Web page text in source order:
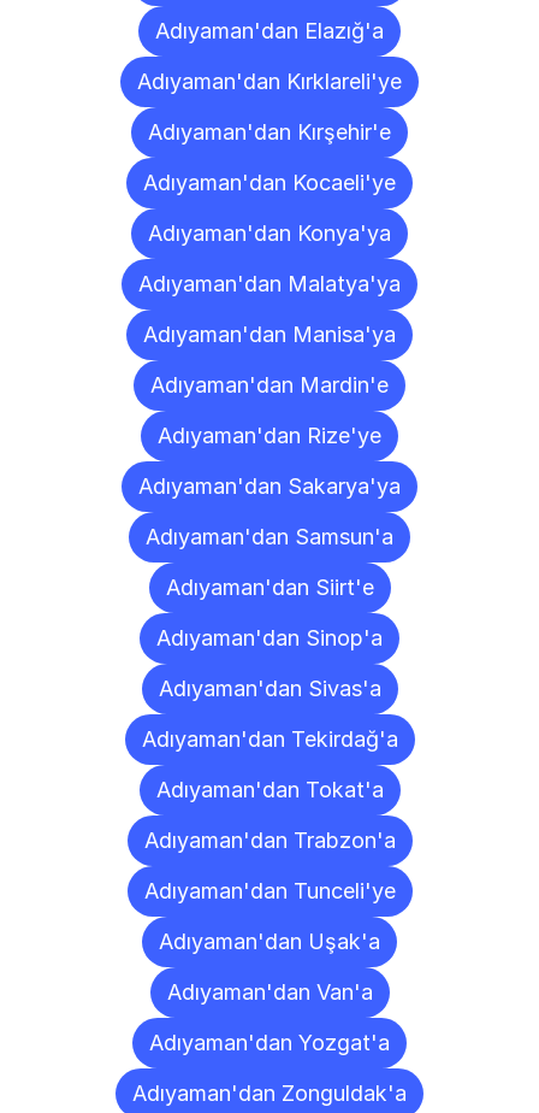
Adıyaman'dan Elazığ'a
Adıyaman'dan Kırklareli'ye
Adıyaman'dan Kırşehir'e
Adıyaman'dan Kocaeli'ye
Adıyaman'dan Konya'ya
Adıyaman'dan Malatya'ya
Adıyaman'dan Manisa'ya
Adıyaman'dan Mardin'e
Adıyaman'dan Rize'ye
Adıyaman'dan Sakarya'ya
Adıyaman'dan Samsun'a
Adıyaman'dan Siirt'e
Adıyaman'dan Sinop'a
Adıyaman'dan Sivas'a
Adıyaman'dan Tekirdağ'a
Adıyaman'dan Tokat'a
Adıyaman'dan Trabzon'a
Adıyaman'dan Tunceli'ye
Adıyaman'dan Uşak'a
Adıyaman'dan Van'a
Adıyaman'dan Yozgat'a
Adıyaman'dan Zonguldak'a